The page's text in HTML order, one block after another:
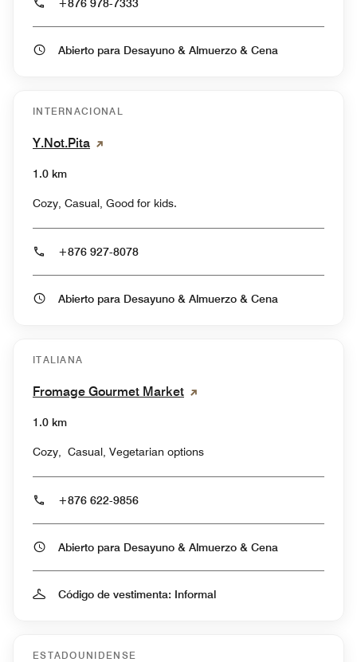
+876 978-7333
Abierto para Desayuno & Almuerzo & Cena
INTERNACIONAL
Y.Not.Pita
1.0 km
Cozy, Casual, Good for kids.
+876 927-8078
Abierto para Desayuno & Almuerzo & Cena
ITALIANA
Fromage Gourmet Market
1.0 km
Cozy, Casual, Vegetarian options
+876 622-9856
Abierto para Desayuno & Almuerzo & Cena
Código de vestimenta: Informal
ESTADOUNIDENSE